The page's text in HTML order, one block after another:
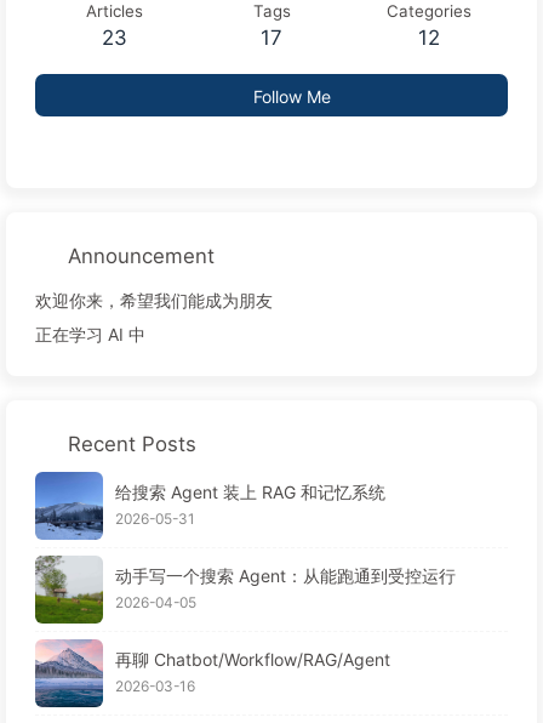
Articles
23
Tags
17
Categories
12
Follow Me
Announcement
欢迎你来，希望我们能成为朋友
正在学习 AI 中
Recent Posts
给搜索 Agent 装上 RAG 和记忆系统
2026-05-31
动手写一个搜索 Agent：从能跑通到受控运行
2026-04-05
再聊 Chatbot/Workflow/RAG/Agent
2026-03-16